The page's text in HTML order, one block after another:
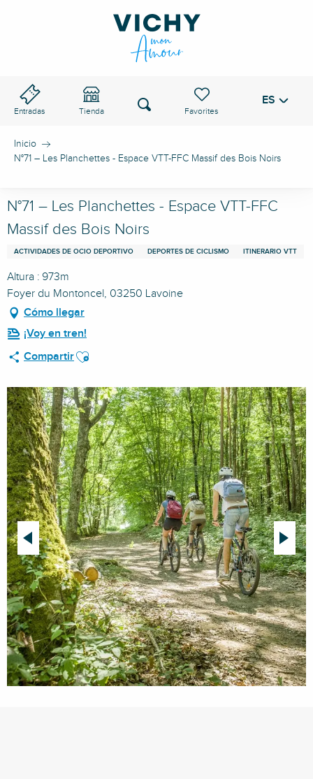
Entradas Tienda
Voir les favoris
Buscar ES
Inicio
N°71 – Les Planchettes - Espace VTT-FFC Massif des Bois Noirs
N°71 – Les Planchettes - Espace VTT-FFC
Massif des Bois Noirs
ACTIVIDADES DE OCIO DEPORTIVO DEPORTES DE CICLISMO ITINERARIO VTT
Altura : 973m
Foyer du Montoncel, 03250 Lavoine
Cómo llegar
¡Voy en tren!
CompartirAjouter aux favoris